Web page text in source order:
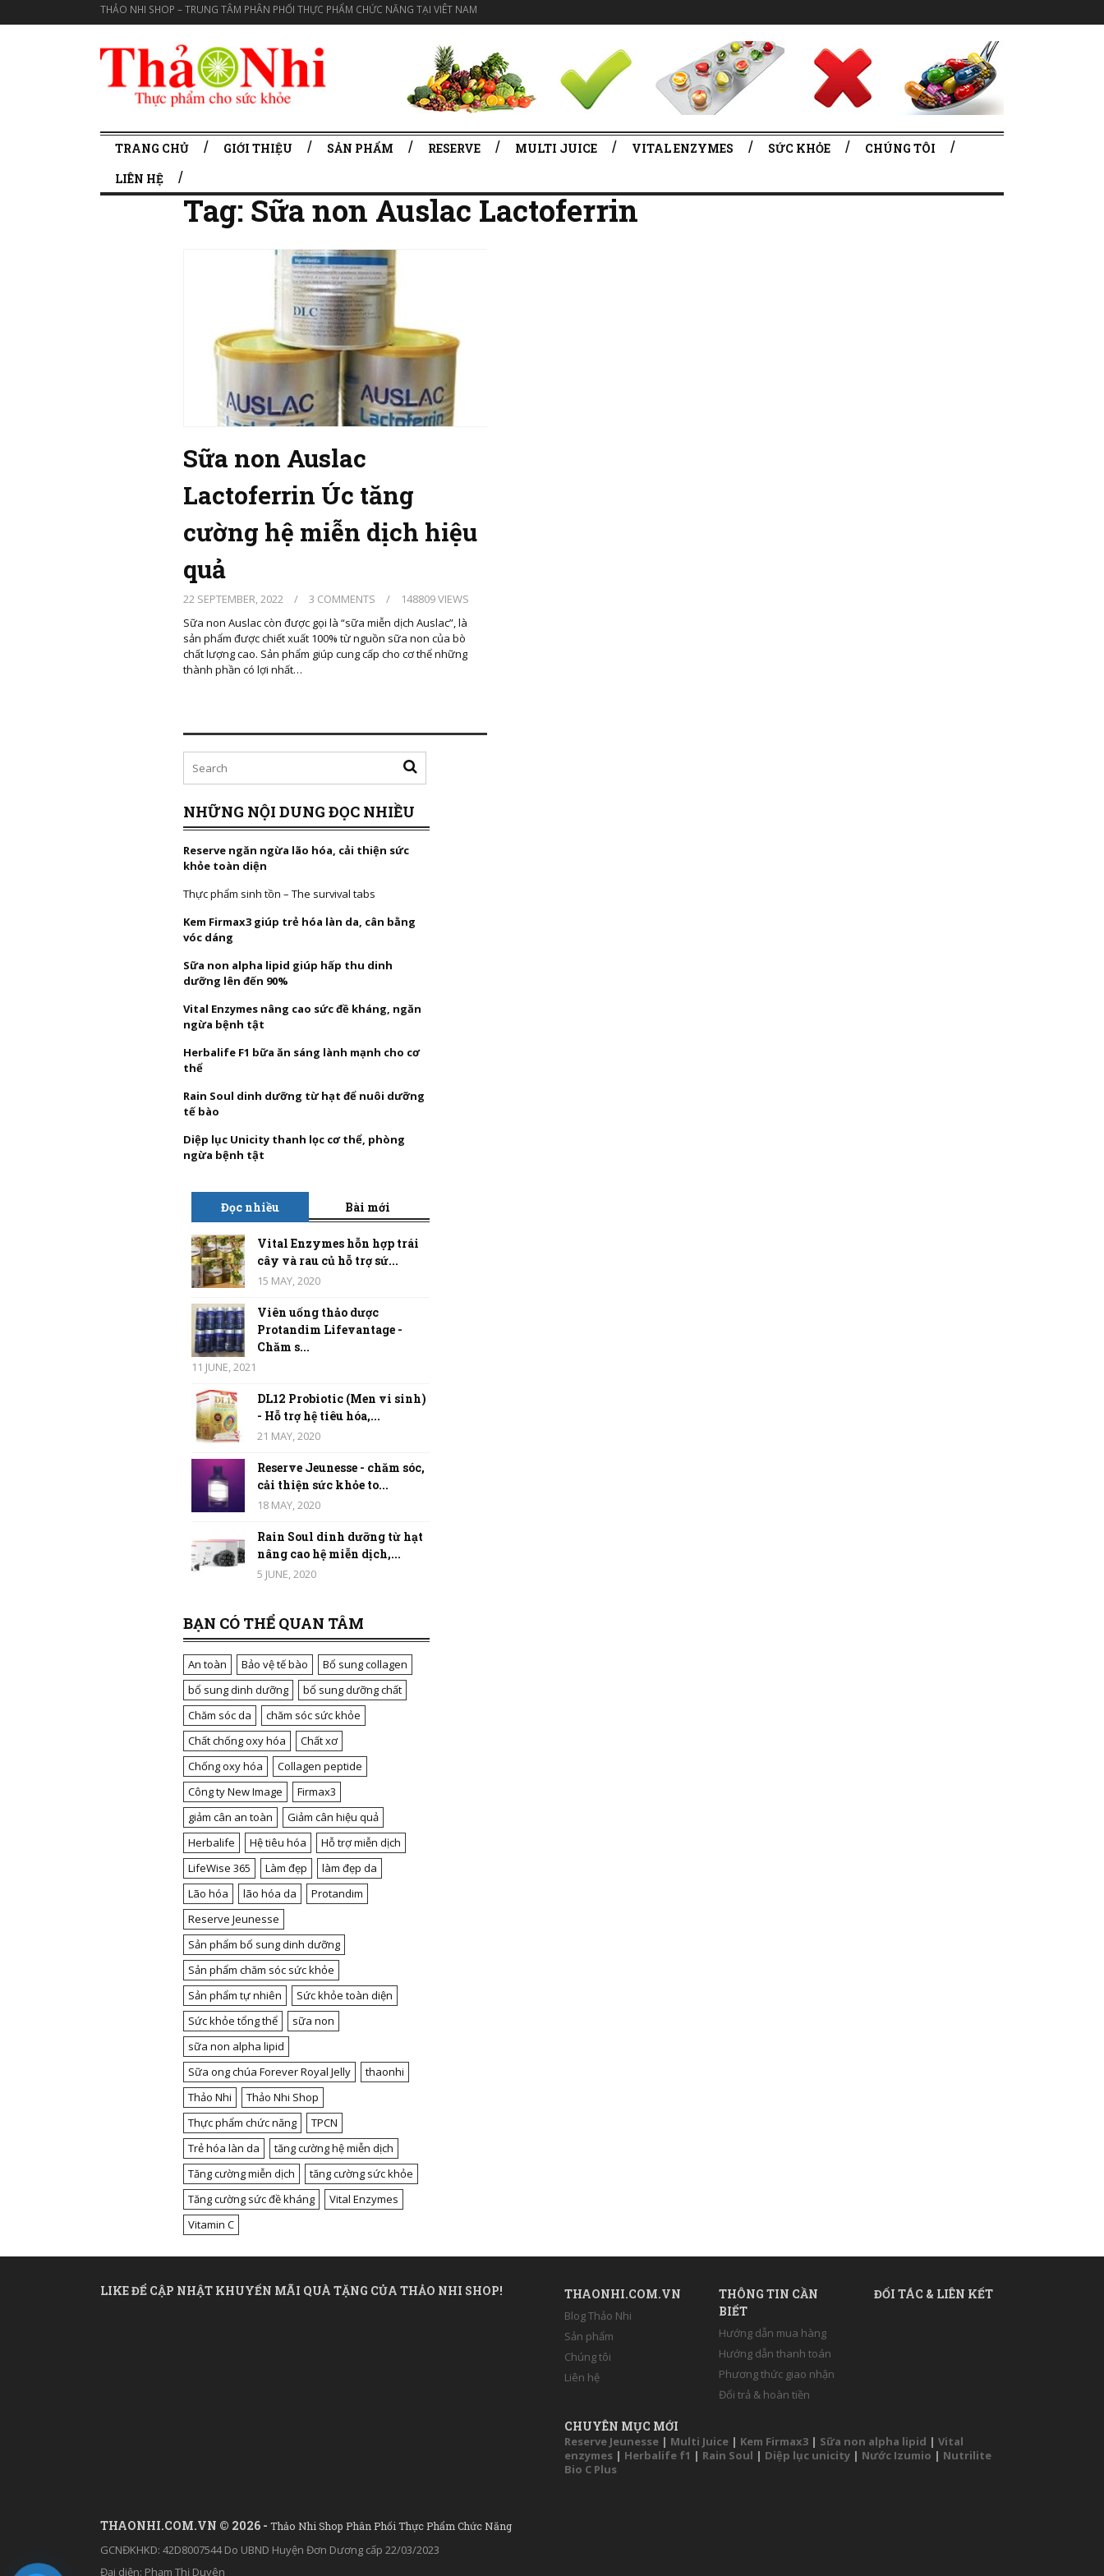
THẢO NHI SHOP – TRUNG TÂM PHÂN PHỐI THỰC PHẨM CHỨC NĂNG TẠI VIÊT NAM
TRANG CHỦ GIỚI THIỆU SẢN PHẨM RESERVE MULTI JUICE VITAL ENZYMES SỨC KHỎE
CHÚNG TÔI
LIÊN HỆ
Tag: Sữa non Auslac Lactoferrin
Sữa non Auslac
Lactoferrin Úc tăng
cường hệ miễn dịch hiệu
quả
22 SEPTEMBER, 2022 / 3 COMMENTS /
148809 VIEWS
Sữa non Auslac còn được gọi là “sữa miễn dịch Auslac”, là
sản phẩm được chiết xuất 100% từ nguồn sữa non của bò
chất lượng cao. Sản phẩm giúp cung cấp cho cơ thể những
thành phần có lợi nhất…
NHỮNG NỘI DUNG ĐỌC NHIỀU
Reserve ngăn ngừa lão hóa, cải thiện sức
khỏe toàn diện
Thực phẩm sinh tồn – The survival tabs
Kem Firmax3 giúp trẻ hóa làn da, cân bằng
vóc dáng
Sữa non alpha lipid giúp hấp thu dinh
dưỡng lên đến 90%
Vital Enzymes nâng cao sức đề kháng, ngăn
ngừa bệnh tật
Herbalife F1 bữa ăn sáng lành mạnh cho cơ
thể
Rain Soul dinh dưỡng từ hạt để nuôi dưỡng
tế bào
Diệp lục Unicity thanh lọc cơ thể, phòng
ngừa bệnh tật
Đọc nhiều Bài mới
Vital Enzymes hỗn hợp trái
cây và rau củ hỗ trợ sứ...
15 MAY, 2020
Viên uống thảo dược
Protandim Lifevantage -
Chăm s...
11 JUNE, 2021
DL12 Probiotic (Men vi sinh)
- Hỗ trợ hệ tiêu hóa,...
21 MAY, 2020
Reserve Jeunesse - chăm sóc,
cải thiện sức khỏe to...
18 MAY, 2020
Rain Soul dinh dưỡng từ hạt
nâng cao hệ miễn dịch,...
5 JUNE, 2020
BẠN CÓ THỂ QUAN TÂM
An toàn Bảo vệ tế bào
Bổ sung collagen
bổ sung dinh dưỡng
bổ sung dưỡng chất
Chăm sóc da
chăm sóc sức khỏe
Chất chống oxy hóa
Chất xơ
Chống oxy hóa
Collagen peptide
Công ty New Image
Firmax3
giảm cân an toàn
Giảm cân hiệu quả
Herbalife
Hệ tiêu hóa
Hỗ trợ miễn dịch
LifeWise 365
Làm đẹp
làm đẹp da
Lão hóa
lão hóa da
Protandim
Reserve Jeunesse
Sản phẩm bổ sung dinh dưỡng
Sản phẩm chăm sóc sức khỏe
Sản phẩm tự nhiên
Sức khỏe toàn diện
Sức khỏe tổng thể
sữa non
sữa non alpha lipid
Sữa ong chúa Forever Royal Jelly
thaonhi
Thảo Nhi
Thảo Nhi Shop
Thực phẩm chức năng
TPCN
Trẻ hóa làn da
tăng cường hệ miễn dịch
Tăng cường miễn dịch
tăng cường sức khỏe
Tăng cường sức đề kháng
Vital Enzymes
Vitamin C
LIKE ĐỂ CẬP NHẬT KHUYẾN MÃI QUÀ TẶNG CỦA THẢO NHI SHOP!
THAONHI.COM.VN © 2026 - Thảo Nhi Shop Phân Phối Thực Phẩm Chức Năng
GCNĐKHKD: 42D8007544 Do UBND Huyện Đơn Dương cấp 22/03/2023
Đại diện: Phạm Thị Duyên
THAONHI.COM.VN
Blog Thảo Nhi
Sản phẩm
Chúng tôi
Liên hệ
THÔNG TIN CẦN
BIẾT
Hướng dẫn mua hàng
Hướng dẫn thanh toán
Phương thức giao nhận
Đổi trả & hoàn tiền
ĐỐI TÁC & LIÊN KẾT
CHUYÊN MỤC MỚI
Reserve Jeunesse | Multi Juice | Kem Firmax3 | Sữa non alpha lipid | Vital
enzymes | Herbalife f1 | Rain Soul | Diệp lục unicity | Nước Izumio | Nutrilite
Bio C Plus